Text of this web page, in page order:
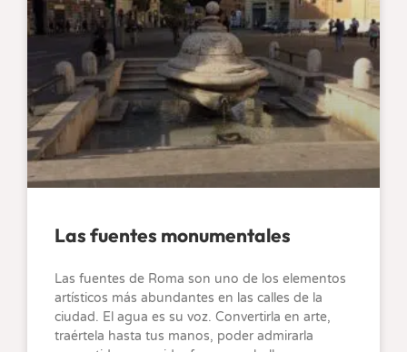
Las fuentes monumentales
Las fuentes de Roma son uno de los elementos
artísticos más abundantes en las calles de la
ciudad. El agua es su voz. Convertirla en arte,
traértela hasta tus manos, poder admirarla